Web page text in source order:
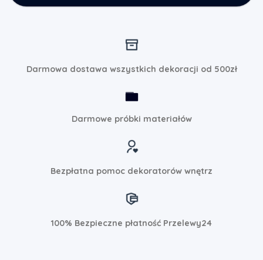
Darmowa dostawa wszystkich dekoracji od 500zł
Darmowe próbki materiałów
Bezpłatna pomoc dekoratorów wnętrz
100% Bezpieczne płatność Przelewy24